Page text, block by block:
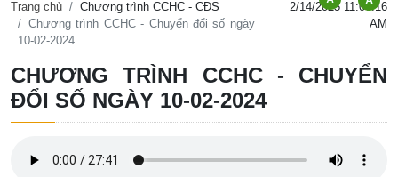
Trang chủ
Chương trình CCHC - CĐS
Chương trình CCHC - Chuyển đổi số ngày
10-02-2024
2/14/2025 11:07:16
AM
CHƯƠNG TRÌNH CCHC - CHUYỂN
ĐỔI SỐ NGÀY 10-02-2024